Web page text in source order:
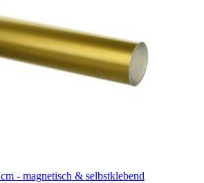
- magnetisch & selbstklebend